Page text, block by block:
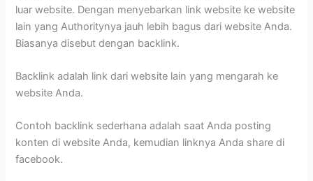
luar website. Dengan menyebarkan link website ke website
lain yang Authoritynya jauh lebih bagus dari website Anda.
Biasanya disebut dengan backlink.
Backlink adalah link dari website lain yang mengarah ke
website Anda.
Contoh backlink sederhana adalah saat Anda posting
konten di website Anda, kemudian linknya Anda share di
facebook.